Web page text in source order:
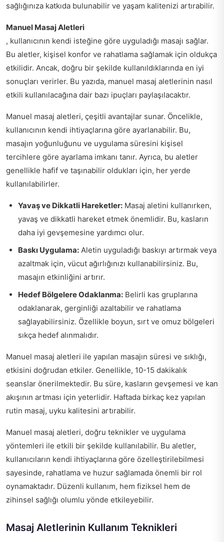
sağlığınıza katkıda bulunabilir ve yaşam kalitenizi artırabilir.
Manuel Masaj Aletleri
, kullanıcının kendi isteğine göre uyguladığı masajı sağlar.
Bu aletler, kişisel konfor ve rahatlama sağlamak için oldukça
etkilidir. Ancak, doğru bir şekilde kullanıldıklarında en iyi
sonuçları verirler. Bu yazıda, manuel masaj aletlerinin nasıl
etkili kullanılacağına dair bazı ipuçları paylaşılacaktır.
Manuel masaj aletleri, çeşitli avantajlar sunar. Öncelikle,
kullanıcının kendi ihtiyaçlarına göre ayarlanabilir. Bu,
masajın yoğunluğunu ve uygulama süresini kişisel
tercihlere göre ayarlama imkanı tanır. Ayrıca, bu aletler
genellikle hafif ve taşınabilir oldukları için, her yerde
kullanılabilirler.
Yavaş ve Dikkatli Hareketler: Masaj aletini kullanırken,
yavaş ve dikkatli hareket etmek önemlidir. Bu, kasların
daha iyi gevşemesine yardımcı olur.
Baskı Uygulama: Aletin uyguladığı baskıyı artırmak veya
azaltmak için, vücut ağırlığınızı kullanabilirsiniz. Bu,
masajın etkinliğini artırır.
Hedef Bölgelere Odaklanma: Belirli kas gruplarına
odaklanarak, gerginliği azaltabilir ve rahatlama
sağlayabilirsiniz. Özellikle boyun, sırt ve omuz bölgeleri
sıkça hedef alınmalıdır.
Manuel masaj aletleri ile yapılan masajın süresi ve sıklığı,
etkisini doğrudan etkiler. Genellikle, 10-15 dakikalık
seanslar önerilmektedir. Bu süre, kasların gevşemesi ve kan
akışının artması için yeterlidir. Haftada birkaç kez yapılan
rutin masaj, uyku kalitesini artırabilir.
Manuel masaj aletleri, doğru teknikler ve uygulama
yöntemleri ile etkili bir şekilde kullanılabilir. Bu aletler,
kullanıcıların kendi ihtiyaçlarına göre özelleştirilebilmesi
sayesinde, rahatlama ve huzur sağlamada önemli bir rol
oynamaktadır. Düzenli kullanım, hem fiziksel hem de
zihinsel sağlığı olumlu yönde etkileyebilir.
Masaj Aletlerinin Kullanım Teknikleri